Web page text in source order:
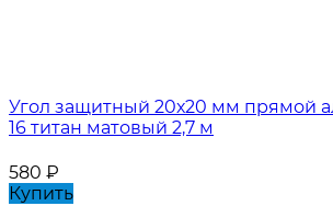
Угол защитный 20х20 мм прямой
16 титан матовый 2,7 м
580 ₽
Купить